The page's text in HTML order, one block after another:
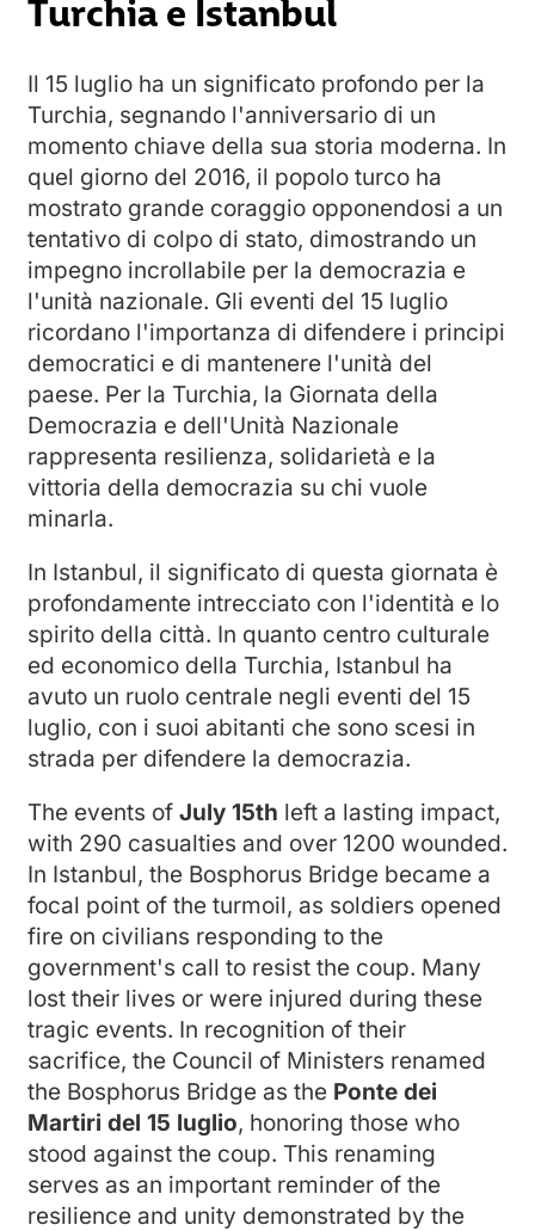
Il 15 luglio ha un significato profondo per la
Turchia, segnando l'anniversario di un
momento chiave della sua storia moderna. In
quel giorno del 2016, il popolo turco ha
mostrato grande coraggio opponendosi a un
tentativo di colpo di stato, dimostrando un
impegno incrollabile per la democrazia e
l'unità nazionale. Gli eventi del 15 luglio
ricordano l'importanza di difendere i principi
democratici e di mantenere l'unità del
paese. Per la Turchia, la Giornata della
Democrazia e dell'Unità Nazionale
rappresenta resilienza, solidarietà e la
vittoria della democrazia su chi vuole
minarla.
In Istanbul, il significato di questa giornata è
profondamente intrecciato con l'identità e lo
spirito della città. In quanto centro culturale
ed economico della Turchia, Istanbul ha
avuto un ruolo centrale negli eventi del 15
luglio, con i suoi abitanti che sono scesi in
strada per difendere la democrazia.
The events of July 15th left a lasting impact,
with 290 casualties and over 1200 wounded.
In Istanbul, the Bosphorus Bridge became a
focal point of the turmoil, as soldiers opened
fire on civilians responding to the
government's call to resist the coup. Many
lost their lives or were injured during these
tragic events. In recognition of their
sacrifice, the Council of Ministers renamed
the Bosphorus Bridge as the Ponte dei
Martiri del 15 luglio, honoring those who
stood against the coup. This renaming
serves as an important reminder of the
resilience and unity demonstrated by the